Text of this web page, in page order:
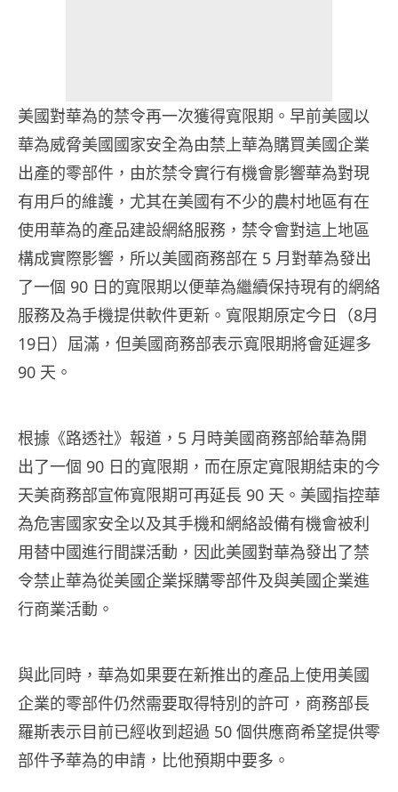
美國對華為的禁令再一次獲得寬限期。早前美國以
華為威脅美國國家安全為由禁上華為購買美國企業
出產的零部件，由於禁令實行有機會影響華為對現
有用戶的維護，尤其在美國有不少的農村地區有在
使用華為的產品建設網絡服務，禁令會對這上地區
構成實際影響，所以美國商務部在 5 月對華為發出
了一個 90 日的寬限期以便華為繼續保持現有的網絡
服務及為手機提供軟件更新。寬限期原定今日（8月
19日）屆滿，但美國商務部表示寬限期將會延遲多
90 天。
根據《路透社》報道，5 月時美國商務部給華為開
出了一個 90 日的寬限期，而在原定寬限期結束的今
天美商務部宣佈寬限期可再延長 90 天。美國指控華
為危害國家安全以及其手機和網絡設備有機會被利
用替中國進行間諜活動，因此美國對華為發出了禁
令禁止華為從美國企業採購零部件及與美國企業進
行商業活動。
與此同時，華為如果要在新推出的產品上使用美國
企業的零部件仍然需要取得特別的許可，商務部長
羅斯表示目前已經收到超過 50 個供應商希望提供零
部件予華為的申請，比他預期中要多。